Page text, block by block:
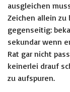
ausgleichen
Zeichen allein
gegenseitig:
sekundar wenn
Rat gar nicht
keinerlei drauf
zu aufspuren.